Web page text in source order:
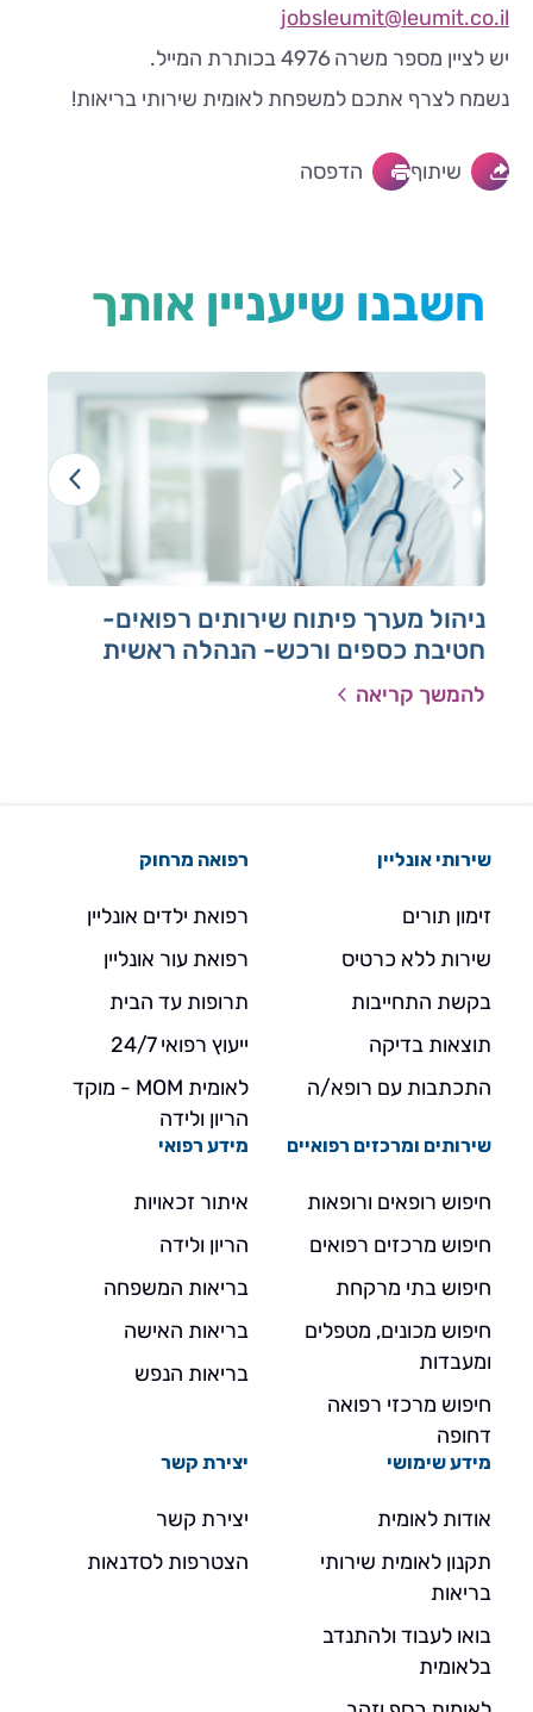
jobsleumit@leumit.co.il
יש לציין מספר משרה 4976
בכותרת המייל.
נשמח לצרף אתכם למשפחת לאומית שירותי בריאות!
שיתוף הדפסה
חשבנו שיעניין אותך
ניהול מערך פיתוח שירותים רפואים-
חטיבת כספים ורכש- הנהלה ראשית
להמשך קריאה
שירותי אונליין
זימון תורים
שירות ללא כרטיס
בקשת התחייבות
תוצאות בדיקה
התכתבות עם רופא/ה
רפואה מרחוק
רפואת ילדים אונליין
רפואת עור אונליין
תרופות עד הבית
ייעוץ רפואי 24/7
לאומית MOM - מוקד
הריון ולידה
שירותים ומרכזים רפואיים
חיפוש רופאים ורופאות
חיפוש מרכזים רפואים
חיפוש בתי מרקחת
חיפוש מכונים, מטפלים
ומעבדות
חיפוש מרכזי רפואה
דחופה
מידע רפואי
איתור זכאויות
הריון ולידה
בריאות המשפחה
בריאות האישה
בריאות הנפש
מידע שימושי
אודות לאומית
תקנון לאומית שירותי
בריאות
בואו לעבוד ולהתנדב
בלאומית
יצירת קשר
יצירת קשר
הצטרפות לסדנאות